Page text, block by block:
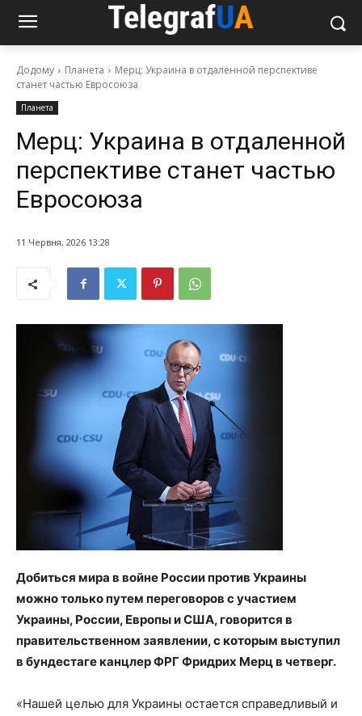
Додому Планета
Мерц: Украина в отдаленной перспективе
станет частью Евросоюза
Планета
Мерц: Украина в отдаленной
перспективе станет частью
Евросоюза
11 Червня, 2026 13:28
Добиться мира в войне России против Украины
можно только путем переговоров с участием
Украины, России, Европы и США, говорится в
правительственном заявлении, с которым выступил
в бундестаге канцлер ФРГ Фридрих Мерц в четверг.
«Нашей целью для Украины остается справедливый и